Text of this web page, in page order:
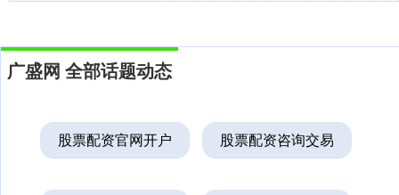
广盛网 全部话题动态
股票配资官网开户 股票配资咨询交易